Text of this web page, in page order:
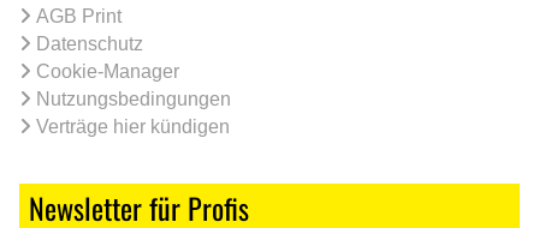
AGB Print
Datenschutz
Cookie-Manager
Nutzungsbedingungen
Verträge hier kündigen
Newsletter für Profis